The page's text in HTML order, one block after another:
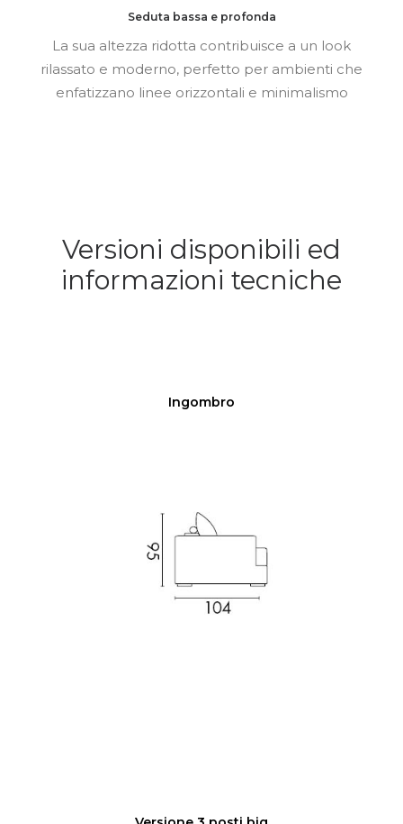
Seduta bassa e profonda
La sua altezza ridotta contribuisce a un look
rilassato e moderno, perfetto per ambienti che
enfatizzano linee orizzontali e minimalismo
Versioni disponibili ed
informazioni tecniche
Ingombro